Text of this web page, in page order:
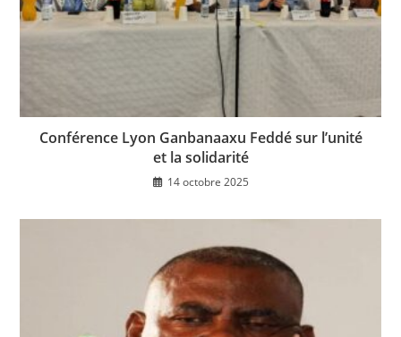
Conférence Lyon Ganbanaaxu Feddé sur l’unité
et la solidarité
14 octobre 2025